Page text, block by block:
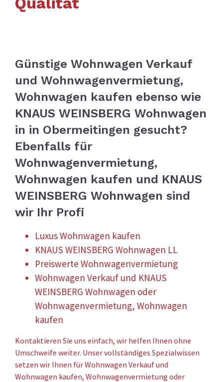
Günstige Wohnwagen Verkauf
und Wohnwagenvermietung,
Wohnwagen kaufen ebenso wie
KNAUS WEINSBERG Wohnwagen
in in Obermeitingen gesucht?
Ebenfalls für
Wohnwagenvermietung,
Wohnwagen kaufen und KNAUS
WEINSBERG Wohnwagen sind
wir Ihr Profi
Luxus Wohnwagen kaufen
KNAUS WEINSBERG Wohnwagen LL
Preiswerte Wohnwagenvermietung
Wohnwagen Verkauf und KNAUS
WEINSBERG Wohnwagen oder
Wohnwagenvermietung, Wohnwagen
kaufen
Kontaktieren Sie uns einfach, wir helfen Ihnen ohne
Umschweife weiter. Unser vollständiges Spezialwissen
setzen wir Ihnen für Wohnwagen Verkauf und
Wohnwagen kaufen, Wohnwagenvermietung oder